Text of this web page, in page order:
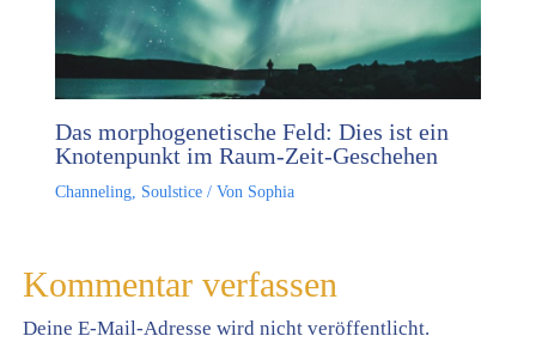
Das morphogenetische Feld: Dies ist ein
Knotenpunkt im Raum-Zeit-Geschehen
Channeling, Soulstice/ Von Sophia
Kommentar verfassen
Deine E-Mail-Adresse wird nicht veröffentlicht.